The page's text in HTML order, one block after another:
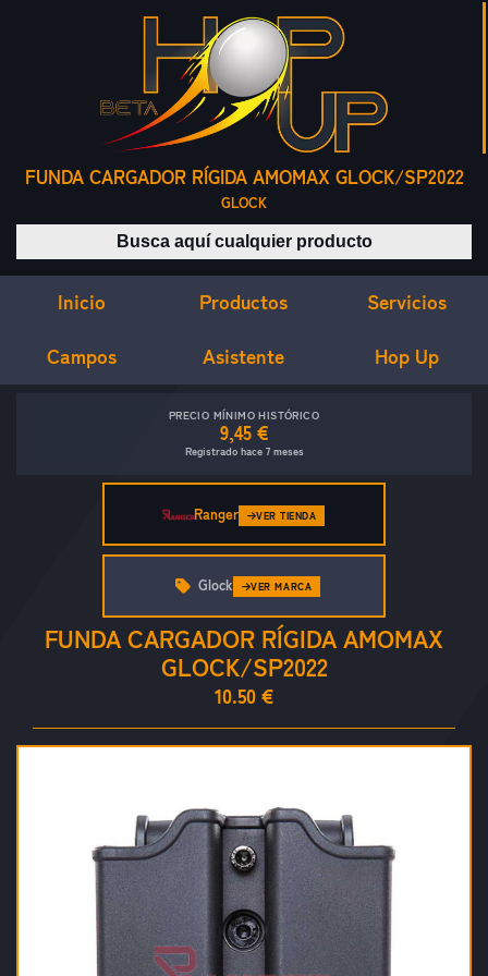
FUNDA CARGADOR RÍGIDA AMOMAX GLOCK/SP2022
GLOCK
Buscar productos
Inicio Productos Servicios
Campos Asistente Hop Up
PRECIO MÍNIMO HISTÓRICO
9,45 €
Registrado hace 7 meses
Ranger VER TIENDA
FUNDA CARGADOR RÍGIDA AMOMAX
GLOCK/SP2022
10.50 €
Glock VER MARCA